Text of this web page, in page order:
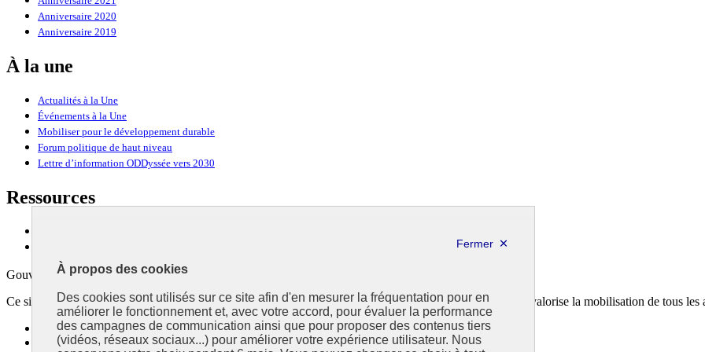
À propos des cookies
Des cookies sont utilisés sur ce site afin d'en mesurer la fréquentation pour en
améliorer le fonctionnement et, avec votre accord, pour évaluer la performance
des campagnes de communication ainsi que pour proposer des contenus tiers
(vidéos, réseaux sociaux...) pour améliorer votre expérience utilisateur. Nous
Anniversaire 2020
Anniversaire 2019
À la une
Actualités à la Une
Événements à la Une
Mobiliser pour le développement durable
Forum politique de haut niveau
Lettre d’information ODDyssée vers 2030
Ressources
Gouvernement
Ce site propose l’information de référence concernant l’Agenda 2030 et la feuille de route de la France. Il valorise la mobilisation de tous les
info.gouv.fr- ouvre une nouvelle fenêtre
service-public.fr- ouvre une nouvelle fenêtre